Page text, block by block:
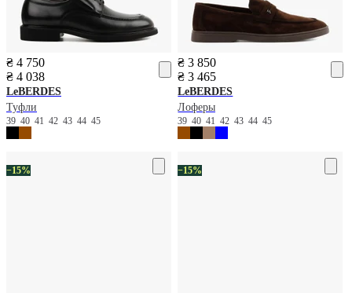
₴ 4 750
₴ 4 038
LeBERDES
Туфли
39 40 41 42 43 44 45
₴ 3 850
₴ 3 465
LeBERDES
Лоферы
39404142434445
−15% −15%